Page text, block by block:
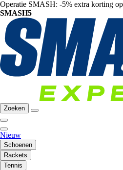
Operatie SMASH: -5% extra korting
SMASH5
Zoeken
Nieuw
Schoenen
Rackets
Tennis